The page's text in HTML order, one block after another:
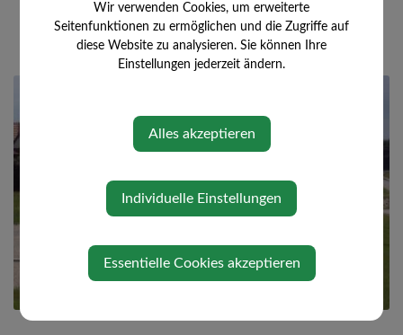
Wir verwenden Cookies, um erweiterte
Seitenfunktionen zu ermöglichen und die Zugriffe auf
diese Website zu analysieren. Sie können Ihre
Einstellungen jederzeit ändern.
Alles akzeptieren
Individuelle Einstellungen
Essentielle Cookies akzeptieren